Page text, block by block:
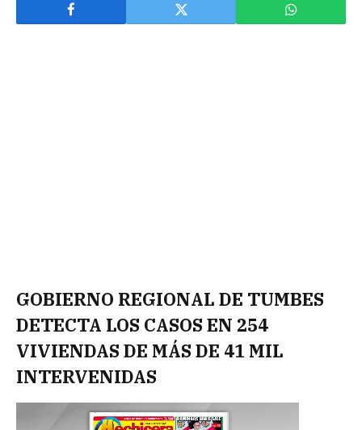
GOBIERNO REGIONAL DE TUMBES
DETECTA LOS CASOS EN 254
VIVIENDAS DE MÁS DE 41 MIL
INTERVENIDAS